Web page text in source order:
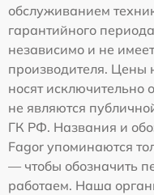
обслуживанием
гарантийного
независимо и не
производителя. Цены
носят исключительно
не являются
ГК РФ. Названия и
Fagor упоминаются
— чтобы обозначить
работаем. Наша